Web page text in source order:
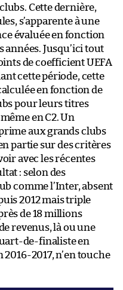
Cette dernière,
s’apparente à une
évaluée en fonction
années. Jusqu’ici tout
de coefficient UEFA
cette période, cette
en fonction de
pour leurs titres
en C2. Un
aux grands clubs
partie sur des critères
avec les récentes
: selon des
comme l’Inter, absent
2012 mais triple
de 18 millions
revenus, là ou une
de-finaliste en
2017, n’en touche